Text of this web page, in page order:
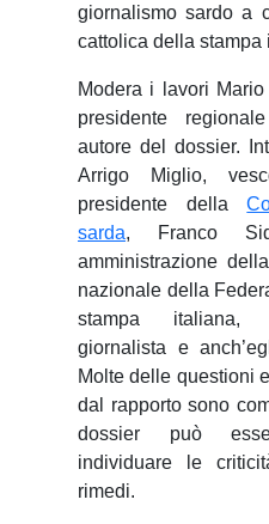
giornalismo sardo a
cattolica della stampa
Modera i lavori
presidente
autore del dossier.
Arrigo Miglio,
presidente della
sarda, Franco
amministrazione
nazionale della
stampa italiana,
giornalista e
Molte delle questioni
dal rapporto sono
dossier può
individuare le
rimedi.